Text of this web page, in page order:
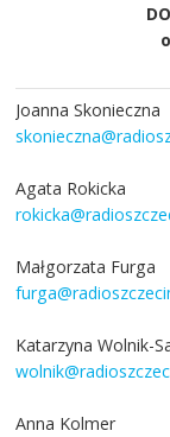
Joanna Skonieczna
Agata Rokicka
Małgorzata Furga
Katarzyna Wolnik-
Anna Kolmer